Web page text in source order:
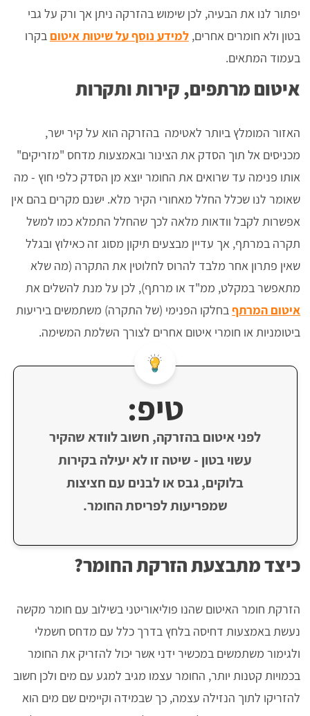
יפתור לנו את הבעיה, לכן שימוש בהזרקה ניתן אך ורק על גבי
בטון ולא חומרים אחרים, למידע נוסף על שיטות איטום בקרו
בעמוד המתאים.
איטום מרתפים, קירות ותקרות
האזור המומלץ ביותר לאטימה בהזרקה הוא על קיר ישר,
מכניסים אל תוך הסדק את הצינור ובאמצעות מדחס "מזריקים"
אותו פנימה עד שרואים את החומר יוצא מן הסדק כלפי חוץ - מה
שאומר לנו שכלל החלל מאחורי הקיר מלא. ישנם מקרים בהם אין
אפשרות לקבל וודאות מלאה לכך שהחלל התמלא כמו למשל
תקרה במרתף, אך עדיין מבצעים תיקון מסוג זה כאילוץ ובגלל
שאין פתרון אחר מלבד להרוס לחלוטין את התקרה (מה שלא
מתאפשר במקלט, ממ"ד או מרתף), לכן על מנת להשלים את
איטום המרתףבחלקו הפנימי (של התקרה) משתמשים ביריעות
ביטומניות או חומרי איטום אחרים לצורך השלמת המשימה.
טיפ:
לפני איטום בהזרקה, חשוב לוודא שהקיר
עשוי בטון - שיטה זו לא יעילה בקירות
בלוקים, גבס או לבנים עם חציצות
שמפריעות לפריסת החומר.
כיצד מתבצעת הזרקת החומר?
הזרקת חומר האיטום שהנו ​פוליאוריטני בשילוב עם חומר מקשה
נעשת באמצעות דחיסה בלחץ בדרך כלל עם מדחס חשמלי
ולגימור משתמשים במכשיר ידני אשר יכול להזריק את החומר
בכמויות קטנות יותר, החומר עצמו מגיב למגע עם מים ולכן חשוב
להזריקו לתוך הנזילה עצמה, כך שבמידה וקיימים שם מים הוא